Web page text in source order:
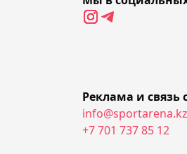
сборных
"Верить и работать
усердно": новый
14:10, Сегодня
Реклама и связь
info@sportarena.kz
+7 701 737 85 12